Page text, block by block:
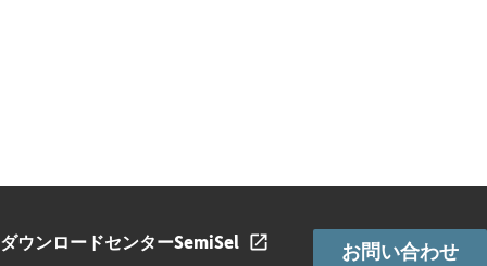
ダウンロードセンターSemiSel
お問い合わせ